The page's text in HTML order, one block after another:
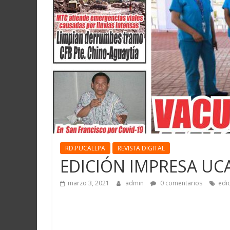
Martín
y
Loreto
RD.PUCALLPA REVISTA DIGITAL
EDICIÓN IMPRESA
marzo 3, 2021 admin 0 comentarios